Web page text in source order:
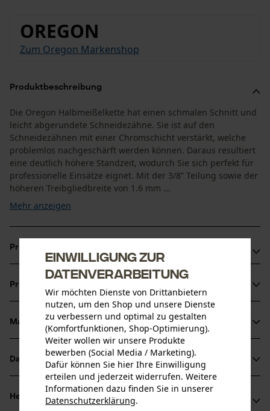
OREGON
Zum Oregon Markenshop
Produktbeschreibung
Die Oregon Halbmeißelkette hat einen schmalen Schnitt und
leicht abgerundete Schneidezähne. Sie ist auf den
Schneidezähnen mit einer Chromschicht verstärkt, welche
problemlos nachgeschärft werden können. Daraus resultiert
eine deutlich höhere Standzeit, wodurch Sie sich perfekt für
professionelle Einsätze eignet. Mit der 3/8” Teilung sowie der
höheren Treibgliedbreite von 1.6 mm ...
Mehr anzeigen
Produktvorteile
Das Öl haftet länger auf der Kette dank speziellen
Verbindungsgliedern
Durch Öllochbohrungen im Treibglied verbesserte
Schmierung an der Schienenspitze
Geringerer Leistungsbedarf, bzw. höhere Schnittleistung
als das Standard-Schneidsystem
Produktinformationen
Produktdetails
Aktivitätstyp
Material & Pflege
Material
Hauptmaterial
Datenblätter
Herstellerdatenblatt (PDF)
Herstellerinformationen
Einwilligung zur
Datenverarbeitung
Wir möchten Dienste von Drittanbietern
nutzen, um den Shop und unsere Dienste
zu verbessern und optimal zu gestalten
(Komfortfunktionen, Shop-Optimierung).
Weiter wollen wir unsere Produkte
bewerben (Social Media / Marketing).
Dafür können Sie hier Ihre Einwilligung
erteilen und jederzeit widerrufen. Weitere
Informationen dazu finden Sie in unserer
Datenschutzerklärung.